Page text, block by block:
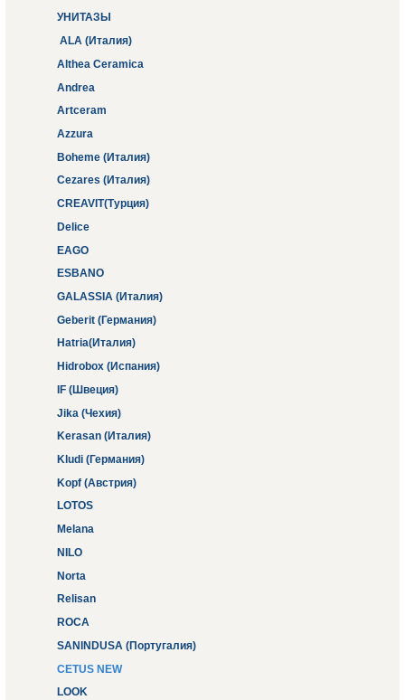
УНИТАЗЫ
ALA (Италия)
Althea Ceramica
Andrea
Artceram
Azzura
Boheme (Италия)
Cezares (Италия)
CREAVIT(Турция)
Delice
EAGO
ESBANO
GALASSIA (Италия)
Geberit (Германия)
Hatria(Италия)
Hidrobox (Испания)
IF (Швеция)
Jika (Чехия)
Kerasan (Италия)
Kludi (Германия)
Kopf (Австрия)
LOTOS
Melana
NILO
Norta
Relisan
ROCA
SANINDUSA (Португалия)
CETUS NEW
LOOK